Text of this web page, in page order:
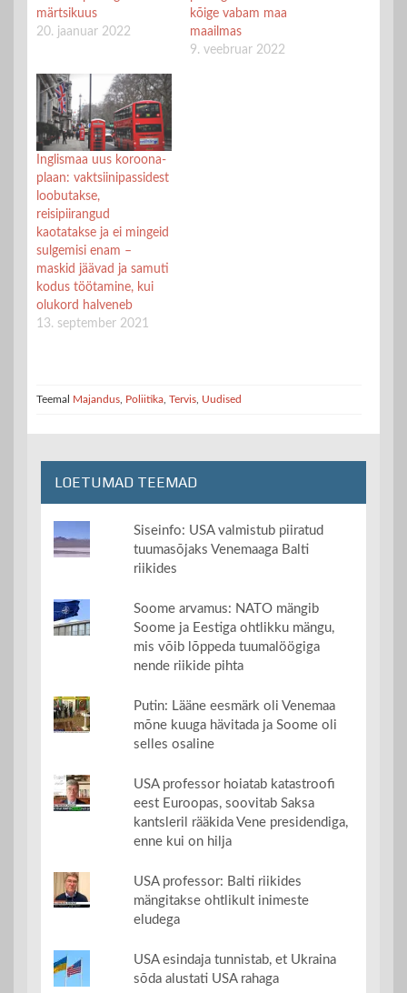
märtsikuus
20. jaanuar 2022
kõige vabam maa
maailmas
9. veebruar 2022
Inglismaa uus koroona-
plaan: vaktsiinipassidest
loobutakse,
reisipiirangud
kaotatakse ja ei mingeid
sulgemisi enam –
maskid jäävad ja samuti
kodus töötamine, kui
olukord halveneb
13. september 2021
Teemal Majandus Poliitika Tervis Uudised
LOETUMAD TEEMAD
Siseinfo: USA valmistub piiratud
tuumasõjaks Venemaaga Balti
riikides
Soome arvamus: NATO mängib
Soome ja Eestiga ohtlikku mängu,
mis võib lõppeda tuumalöögiga
nende riikide pihta
Putin: Lääne eesmärk oli Venemaa
mõne kuuga hävitada ja Soome oli
selles osaline
USA professor hoiatab katastroofi
eest Euroopas, soovitab Saksa
kantsleril rääkida Vene presidendiga,
enne kui on hilja
USA professor: Balti riikides
mängitakse ohtlikult inimeste
eludega
USA esindaja tunnistab, et Ukraina
sõda alustati USA rahaga